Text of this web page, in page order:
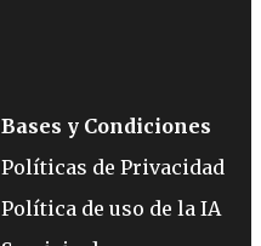
Bases y Condiciones
Políticas de Privacidad
Política de uso de la IA